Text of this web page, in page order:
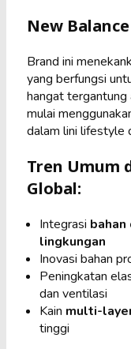
New Balance
Brand ini
yang berfungsi
hangat
mulai
dalam lini lifestyle
Tren Umum
Global:
Integrasi bahan
lingkungan
Inovasi bahan
Peningkatan
dan ventilasi
Kain multi-
tinggi